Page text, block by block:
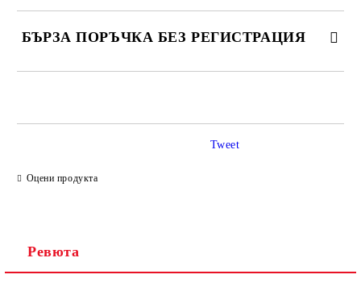
БЪРЗА ПОРЪЧКА БЕЗ РЕГИСТРАЦИЯ
Оцени продукта
Tweet
Ревюта